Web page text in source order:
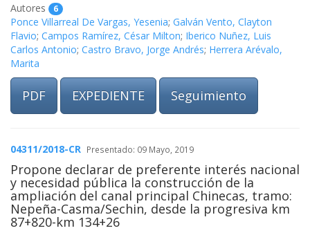
Autores 6
Ponce Villarreal De Vargas, Yesenia; Galván Vento, Clayton
Flavio; Campos Ramírez, César Milton; Iberico Nuñez, Luis
Carlos Antonio; Castro Bravo, Jorge Andrés; Herrera Arévalo,
Marita
PDF EXPEDIENTE Seguimiento
04311/2018-CR Presentado: 09 Mayo, 2019
Propone declarar de preferente interés nacional
y necesidad pública la construcción de la
ampliación del canal principal Chinecas, tramo:
Nepeña-Casma/Sechin, desde la progresiva km
87+820-km 134+26